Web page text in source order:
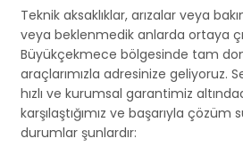
Teknik aksaklıklar, arızalar veya
veya beklenmedik anlarda ortaya
Büyükçekmece bölgesinde tam
araçlarımızla adresinize geliyoruz.
hızlı ve kurumsal garantimiz
karşılaştığımız ve başarıyla çözüm
durumlar şunlardır: